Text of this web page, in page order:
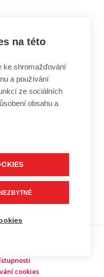
cookies
na této
ke shromažďování
a používání
ze sociálních
obsahu a